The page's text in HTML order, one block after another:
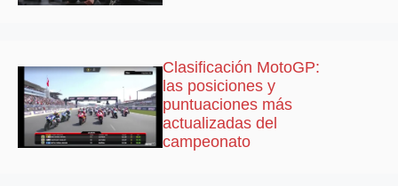
Clasificación MotoGP:
las posiciones y
puntuaciones más
actualizadas del
campeonato